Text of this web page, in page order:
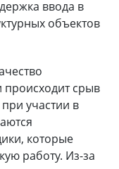
ввода в
объектов
срыв
участии в
которые
работу. Из-за